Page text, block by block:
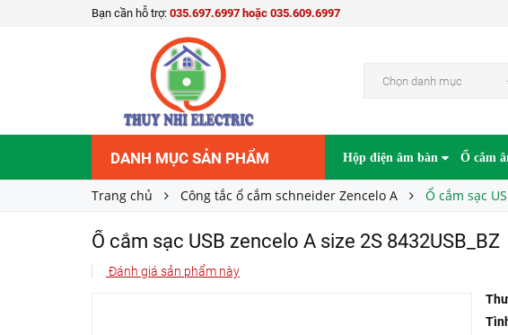
Bạn cần hỗ trợ: 035.697.6997 hoặc 035.609.6997
Chọn danh mục
DANH MỤC SẢN PHẨM Hộp điện âm bàn Ổ cắm
Trang chủ Công tắc ổ cắm schneider Zencelo A Ổ cắm sạc
Ổ cắm sạc USB zencelo A size 2S 8432USB_BZ
Đánh giá sản phẩm này
Ổ cắm sạc USB zencelo A size 2S 8432USB_BZ
Giá bán: 616.000₫